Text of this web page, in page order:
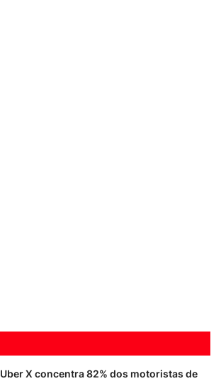
Uber X concentra 82% dos motoristas de